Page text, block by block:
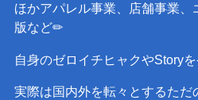
ほかアパレル事業、店舗事業、
版など✏︎
自身のゼロイチヒャクやStoryを
実際は国内外を転々とするた